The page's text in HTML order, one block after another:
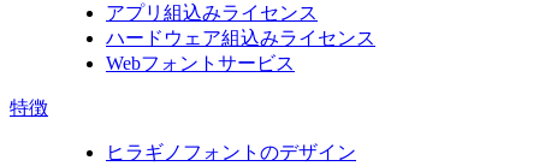
アプリ組込みライセンス
ハードウェア組込みライセンス
Webフォントサービス
特徴
ヒラギノフォントのデザイン